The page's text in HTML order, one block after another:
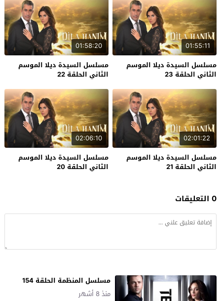
01:55:11
مسلسل السيدة ديلا الموسم
الثاني الحلقة 23
01:58:20
مسلسل السيدة ديلا الموسم
الثاني الحلقة 22
02:01:22
مسلسل السيدة ديلا الموسم
الثاني الحلقة 21
02:06:10
مسلسل السيدة ديلا الموسم
الثاني الحلقة 20
0 التعليقات
مسلسل المنظمة الحلقة 154
منذ 8 أشهر